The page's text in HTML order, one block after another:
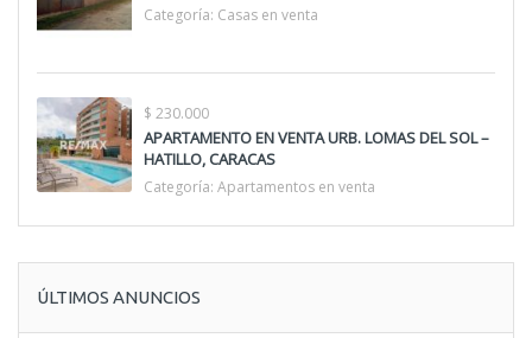
Categoría: Casas en venta
$ 230.000
APARTAMENTO EN VENTA URB. LOMAS DEL SOL –
HATILLO, CARACAS
Categoría: Apartamentos en venta
ÚLTIMOS ANUNCIOS